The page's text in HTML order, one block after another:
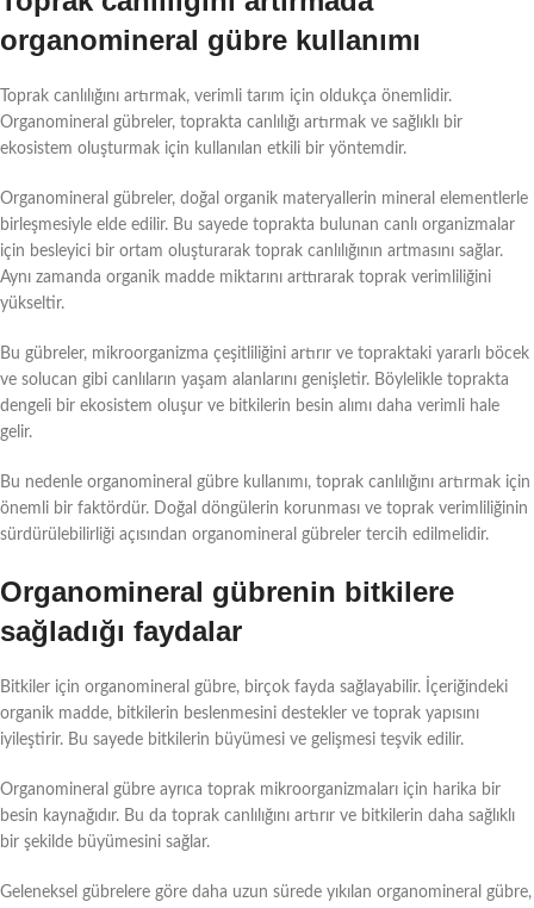
organomineral gübre kullanımı
Toprak canlılığını artırmak, verimli tarım için oldukça önemlidir.
Organomineral gübreler, toprakta canlılığı artırmak ve sağlıklı bir
ekosistem oluşturmak için kullanılan etkili bir yöntemdir.
Organomineral gübreler, doğal organik materyallerin mineral elementlerle
birleşmesiyle elde edilir. Bu sayede toprakta bulunan canlı organizmalar
için besleyici bir ortam oluşturarak toprak canlılığının artmasını sağlar.
Aynı zamanda organik madde miktarını arttırarak toprak verimliliğini
yükseltir.
Bu gübreler, mikroorganizma çeşitliliğini artırır ve topraktaki yararlı böcek
ve solucan gibi canlıların yaşam alanlarını genişletir. Böylelikle toprakta
dengeli bir ekosistem oluşur ve bitkilerin besin alımı daha verimli hale
gelir.
Bu nedenle organomineral gübre kullanımı, toprak canlılığını artırmak için
önemli bir faktördür. Doğal döngülerin korunması ve toprak verimliliğinin
sürdürülebilirliği açısından organomineral gübreler tercih edilmelidir.
Organomineral gübrenin bitkilere
sağladığı faydalar
Bitkiler için organomineral gübre, birçok fayda sağlayabilir. İçeriğindeki
organik madde, bitkilerin beslenmesini destekler ve toprak yapısını
iyileştirir. Bu sayede bitkilerin büyümesi ve gelişmesi teşvik edilir.
Organomineral gübre ayrıca toprak mikroorganizmaları için harika bir
besin kaynağıdır. Bu da toprak canlılığını artırır ve bitkilerin daha sağlıklı
bir şekilde büyümesini sağlar.
Geleneksel gübrelere göre daha uzun sürede yıkılan organomineral gübre,